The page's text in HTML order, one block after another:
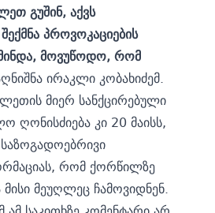
გუშინ, აქვს
პროვოკაციების
მოვუწოდო, რომ
ირაკლი კობახიძემ.
მიერ სანქცირებული
ღონისძიება კი 20 მაისს,
რომ ქორწილზე
მეუღლეც ჩამოვიდნენ.